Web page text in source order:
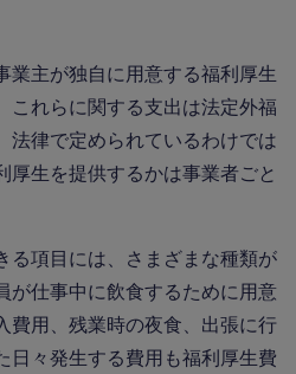
業主が独自に用意する福利厚生
これらに関する支出は法定外福
法律で定められているわけでは
厚生を提供するかは事業者ごと
る項目には、さまざまな種類が
が仕事中に飲食するために用意
費用、残業時の夜食、出張に行
日々発生する費用も福利厚生費